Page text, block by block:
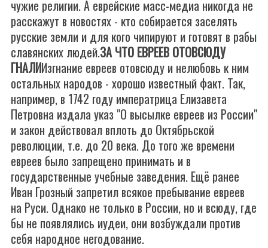
чужие религии. А еврейские масс-медиа никогда не
расскажут в новостях - кто собирается заселять
русские земли и для кого чипируют и готовят в рабы
славянских людей.ЗА ЧТО ЕВРЕЕВ ОТОВСЮДУ
ГНАЛИИзгнание евреев отовсюду и нелюбовь к ним
остальных народов - хорошо известный факт. Так,
например, в 1742 году императрица Елизавета
Петровна издала указ "О высылке евреев из России"
и закон действовал вплоть до Октябрьской
революции, т.е. до 20 века. До того же времени
евреев было запрещено принимать и в
государственные учебные заведения. Ещё ранее
Иван Грозный запретил всякое пребывание евреев
на Руси. Однако не только в России, но и всюду, где
бы не появлялись иудеи, они возбуждали против
себя народное негодование.